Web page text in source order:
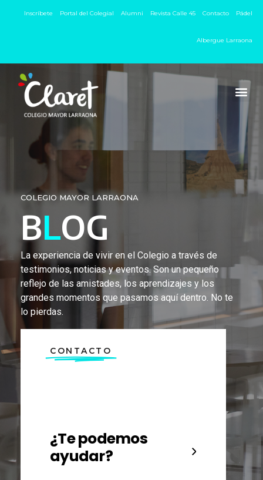
Inscríbete Portal del Colegial Alumni Revista Calle 45 Contacto Pádel
Albergue Larraona
COLEGIO MAYOR LARRAONA
BLOG
La experiencia de vivir en el Colegio a través de
testimonios, noticias y eventos. Son un pequeño
reflejo de las amistades, los aprendizajes y los
grandes momentos que pasamos aquí dentro. No te
lo pierdas.
CONTACTO
¿Te podemos
ayudar?